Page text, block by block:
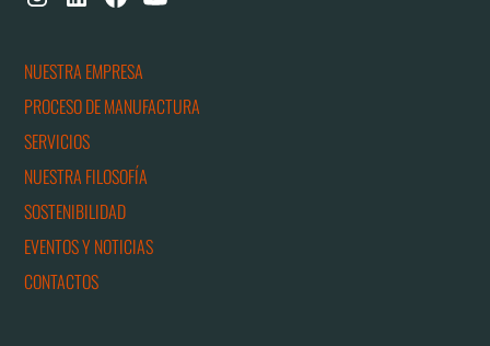
NUESTRA EMPRESA
PROCESO DE MANUFACTURA
SERVICIOS
NUESTRA FILOSOFÍA
SOSTENIBILIDAD
EVENTOS Y NOTICIAS
CONTACTOS